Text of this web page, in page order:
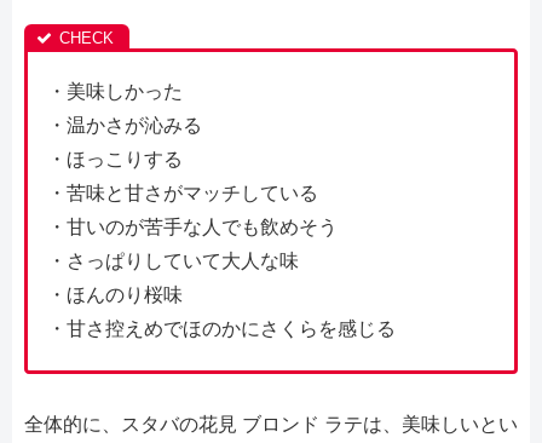
・美味しかった
・温かさが沁みる
・ほっこりする
・苦味と甘さがマッチしている
・甘いのが苦手な人でも飲めそう
・さっぱりしていて大人な味
・ほんのり桜味
・甘さ控えめでほのかにさくらを感じる
全体的に、スタバの花見 ブロンド ラテは、美味しいとい